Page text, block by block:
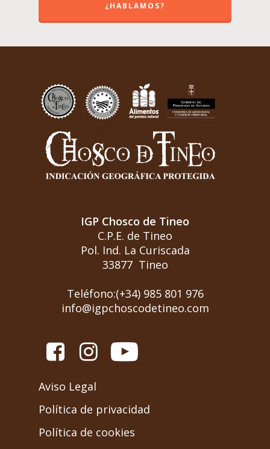
¿HABLAMOS?
IGP Chosco de Tineo
C.P.E. de Tineo
Pol. Ind. La Curiscada
33877 Tineo
Teléfono:(+34) 985 801 976
info@igpchoscodetineo.com
Aviso Legal
Política de privacidad
Política de cookies